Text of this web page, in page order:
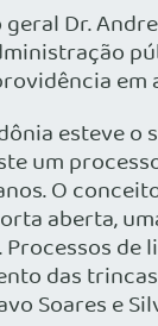
Dr.
em
esteve
um
O
aberta,
das
Soares e